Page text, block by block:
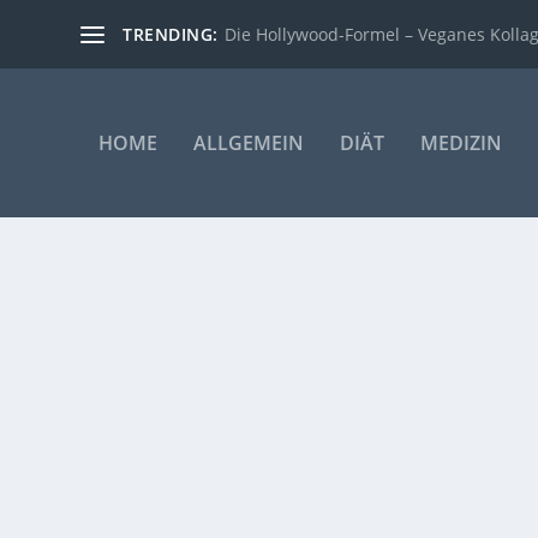
TRENDING: Die Hollywood-Formel – Veganes
HOME ALLGEMEIN DIÄT MEDIZIN